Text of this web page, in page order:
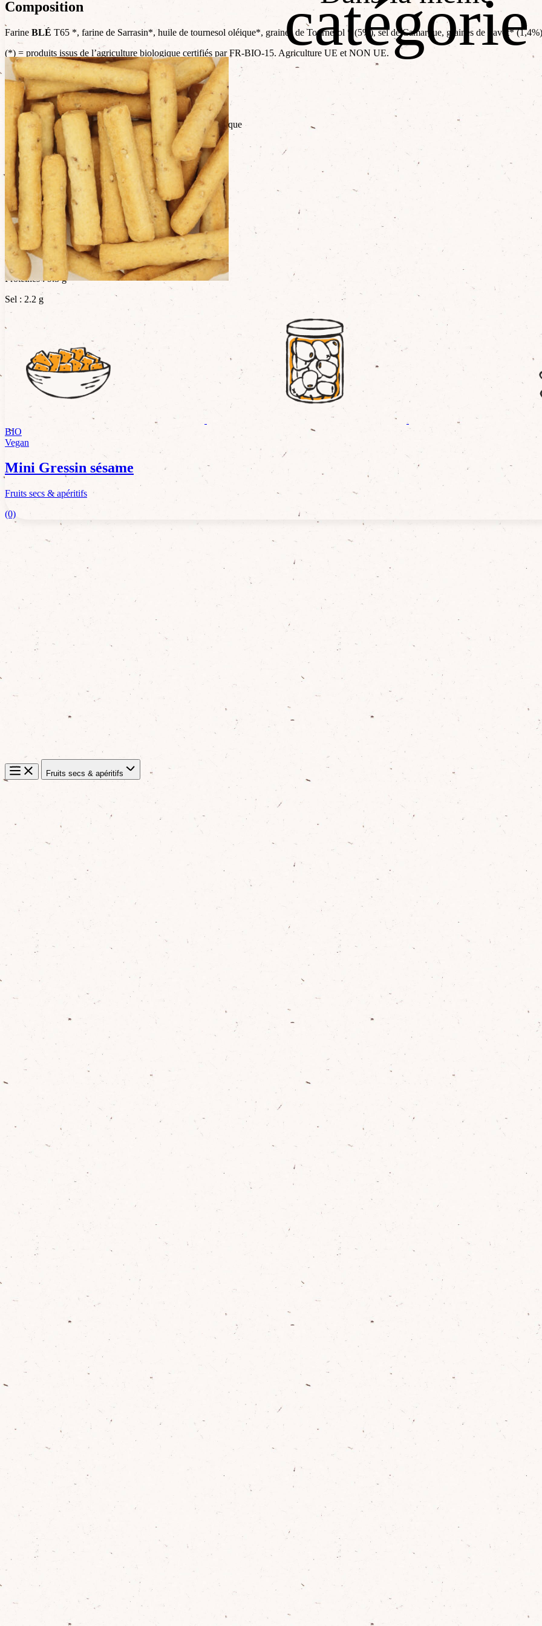
Composition
Farine BLÉ T65 *, farine de Sarrasin*, huile de tournesol oléique*, graines de Tournesol * (5%), sel de Camargue, graines de Pavot*
(*) = produits issus de l’agriculture biologique certifiés par FR-BIO-15. Agriculture UE et NON UE.
Allergènes
Contient : gluten
Traces éventuelles : moutarde, sésame, œuf, lait, fruits à coque
Valeurs nutritionnelles
Energie : 1721 Kj / 411 Kcal
Matières grasses : 19 g
dont acides gras saturés : 2.1 g
Glucides : 50 g
dont sucres : 0.9 g
Protéines : 9.3 g
Sel : 2.2 g
catégorie
BIO
Vegan
Mini Gressin sésame
Fruits secs & apéritifs
(0)
Fruits secs & apéritifs